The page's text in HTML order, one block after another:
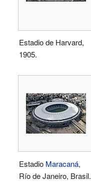
Estadio de Harvard,
1905.
Estadio Maracaná,
Río de Janeiro, Brasil.